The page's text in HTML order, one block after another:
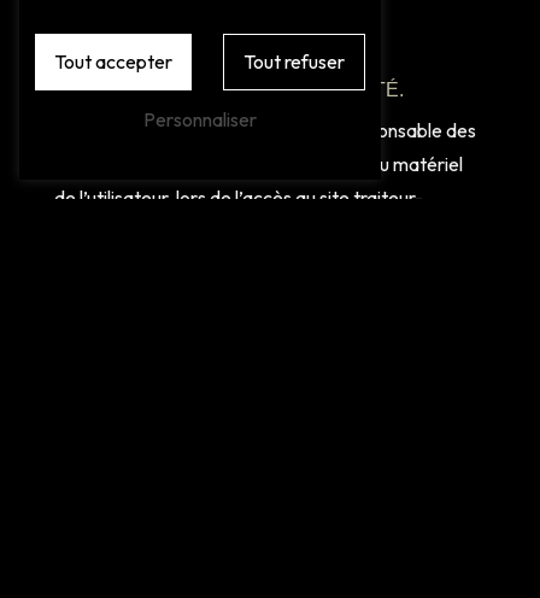
6. LIMITATIONS DE RESPONSABILITÉ.
Chez Arnaud ne pourra être tenue responsable des
dommages directs et indirects causés au matériel
de l’utilisateur, lors de l’accès au site traiteur-
Tout accepter Tout refuser
Personnaliser